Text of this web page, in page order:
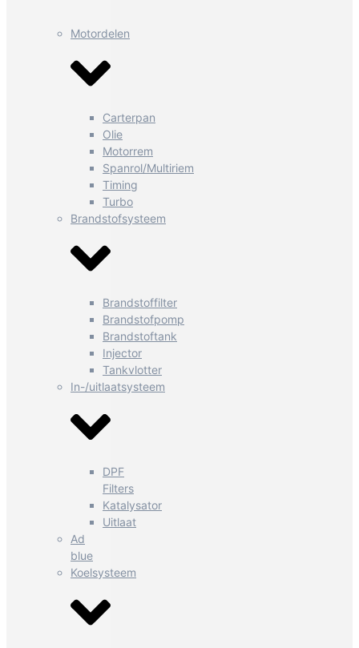
Motordelen
Carterpan
Olie
Motorrem
Spanrol/Multiriem
Timing
Turbo
Brandstofsysteem
Brandstoffilter
Brandstofpomp
Brandstoftank
Injector
Tankvlotter
In-/uitlaatsysteem
DPF
Filters
Katalysator
Uitlaat
Ad
blue
Koelsysteem